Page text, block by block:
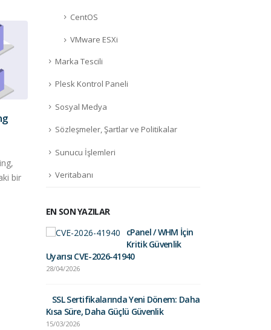
bir
07
May
Domain Seçiminde Nelere
Seçiminde Nelere Dikkat
CentOS
VMware ESXi
Marka Tescili
Plesk Kontrol Paneli
Sosyal Medya
Sözleşmeler, Şartlar ve Politikalar
Sunucu İşlemleri
Veritabanı
EN SON YAZILAR
cPanel / WHM İçin
Kritik Güvenlik
Uyarısı CVE-2026-41940
28/04/2026
SSL Sertifikalarında Yeni Dönem: Daha
Kısa Süre, Daha Güçlü Güvenlik
15/03/2026